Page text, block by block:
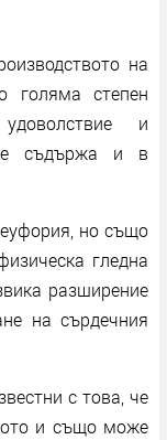
на
голяма степен
и
съдържа и в
но също
гледна
разширение
на сърдечния
с това, че
и също може